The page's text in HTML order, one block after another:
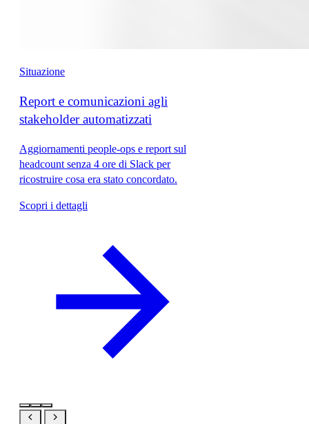
Situazione
Report e comunicazioni agli
stakeholder automatizzati
Aggiornamenti people-ops e report sul
headcount senza 4 ore di Slack per
ricostruire cosa era stato concordato.
Scopri i dettagli